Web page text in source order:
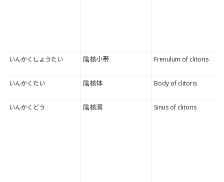
いんかくしょうたい 陰核小帯 Frenulum of clitoris
いんかくたい 陰核体 Body of clitoris
いんかくどう 陰核洞 Sinus of clitoris